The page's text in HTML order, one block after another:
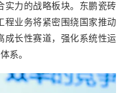
实力的战略板块。东鹏瓷砖
程业务将紧密围绕国家推动
成长性赛道，强化系统性运
系。